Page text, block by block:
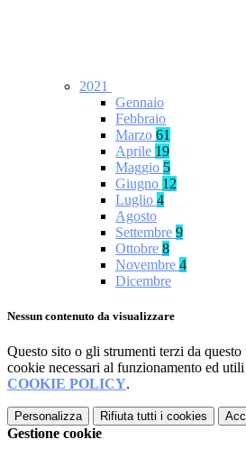
2021
Gennaio
Febbraio
Marzo 61
Aprile 19
Maggio 5
Giugno 12
Luglio 4
Agosto
Settembre 9
Ottobre 8
Novembre 4
Dicembre
Nessun contenuto da visualizzare
Questo sito o gli strumenti terzi da
cookie necessari al funzionamento ed
COOKIE POLICY.
Personalizza Rifiuta tutti i cookies
Gestione cookie